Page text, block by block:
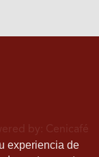
experiencia de
by: Cenicafé